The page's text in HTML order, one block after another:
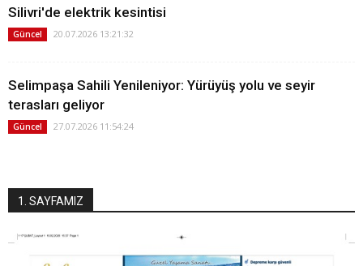
Silivri'de elektrik kesintisi
Güncel 20.07.2026 13:21:32
Selimpaşa Sahili Yenileniyor: Yürüyüş yolu ve seyir
terasları geliyor
Güncel 27.07.2026 11:54:24
1. SAYFAMIZ